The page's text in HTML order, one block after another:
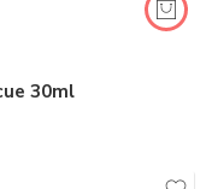
30ml